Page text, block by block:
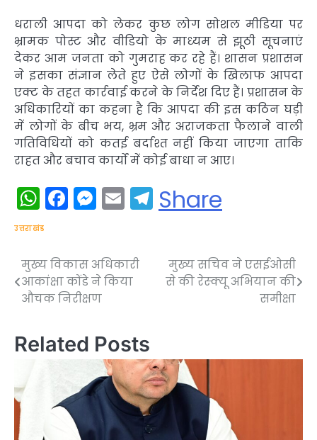
धराली आपदा को लेकर कुछ लोग सोशल मीडिया पर
भ्रामक पोस्ट और वीडियो के माध्यम से झूठी सूचनाएं
देकर आम जनता को गुमराह कर रहे हैं। शासन प्रशासन
ने इसका संज्ञान लेते हुए ऐसे लोगों के खिलाफ आपदा
एक्ट के तहत कार्रवाई करने के निर्देश दिए हैं। प्रशासन के
अधिकारियों का कहना है कि आपदा की इस कठिन घड़ी
में लोगों के बीच भय, भ्रम और अराजकता फैलाने वाली
गतिविधियों को कतई बर्दाश्त नहीं किया जाएगा ताकि
राहत और बचाव कार्यों में कोई बाधा न आए।
WhatsApp
Facebook
Messenger
EmailTelegram
Share
उत्तराखंड
Post
navigation
मुख्य विकास अधिकारी
आकांक्षा कोंडे ने किया
औचक निरीक्षण
मुख्य सचिव ने एसईओसी
से की रेस्क्यू अभियान की
समीक्षा
Related Posts